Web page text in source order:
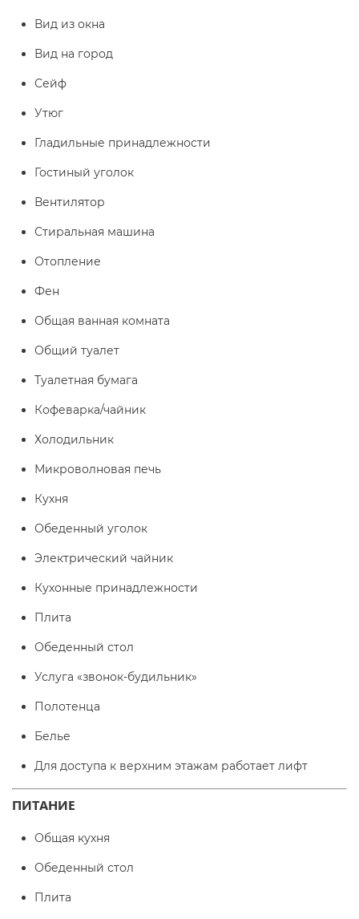
Вид из окна
Вид на город
Сейф
Утюг
Гладильные принадлежности
Гостиный уголок
Вентилятор
Стиральная машина
Отопление
Фен
Общая ванная комната
Общий туалет
Туалетная бумага
Кофеварка/чайник
Холодильник
Микроволновая печь
Кухня
Обеденный уголок
Электрический чайник
Кухонные принадлежности
Плита
Обеденный стол
Услуга «звонок-будильник»
Полотенца
Белье
Для доступа к верхним этажам работает лифт
ПИТАНИЕ
Общая кухня
Обеденный стол
Плита